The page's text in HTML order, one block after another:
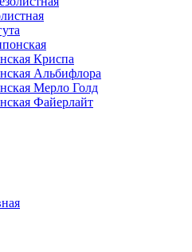
Криспа
Альбифлора
Мерло Голд
Файерлайт